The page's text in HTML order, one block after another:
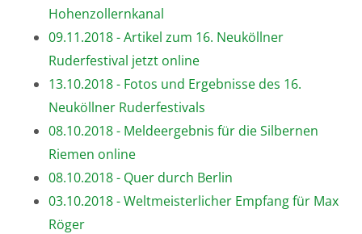
Hohenzollernkanal
09.11.2018 - Artikel zum 16. Neuköllner
Ruderfestival jetzt online
13.10.2018 - Fotos und Ergebnisse des 16.
Neuköllner Ruderfestivals
08.10.2018 - Meldeergebnis für die Silbernen
Riemen online
08.10.2018 - Quer durch Berlin
03.10.2018 - Weltmeisterlicher Empfang für Max
Röger